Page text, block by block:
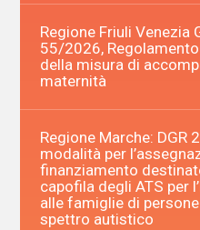
Regione Friuli Venezia
55/2026,
della misura di
maternità
Regione Marche: DGR
modalità per
finanziamento
capofila degli ATS per
alle famiglie di
spettro autistico